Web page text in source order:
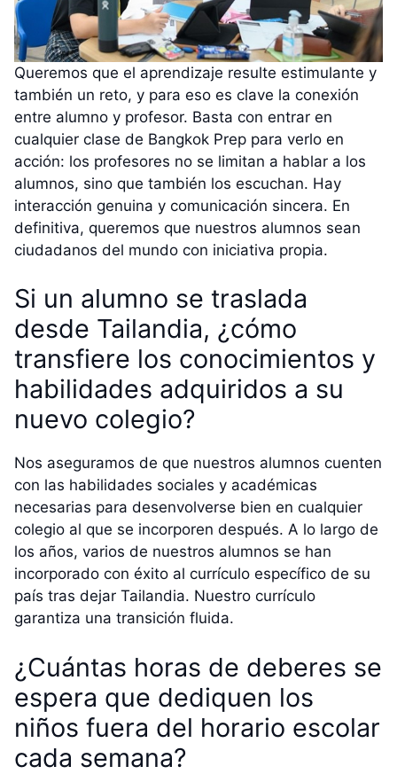
Queremos que el aprendizaje resulte estimulante y
también un reto, y para eso es clave la conexión
entre alumno y profesor. Basta con entrar en
cualquier clase de Bangkok Prep para verlo en
acción: los profesores no se limitan a hablar a los
alumnos, sino que también los escuchan. Hay
interacción genuina y comunicación sincera. En
definitiva, queremos que nuestros alumnos sean
ciudadanos del mundo con iniciativa propia.
Si un alumno se traslada
desde Tailandia, ¿cómo
transfiere los conocimientos y
habilidades adquiridos a su
nuevo colegio?
Nos aseguramos de que nuestros alumnos cuenten
con las habilidades sociales y académicas
necesarias para desenvolverse bien en cualquier
colegio al que se incorporen después. A lo largo de
los años, varios de nuestros alumnos se han
incorporado con éxito al currículo específico de su
país tras dejar Tailandia. Nuestro currículo
garantiza una transición fluida.
¿Cuántas horas de deberes se
espera que dediquen los
niños fuera del horario escolar
cada semana?